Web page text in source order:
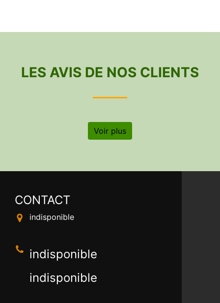
LES AVIS DE NOS CLIENTS
Voir plus
CONTACT
indisponible
indisponible
indisponible